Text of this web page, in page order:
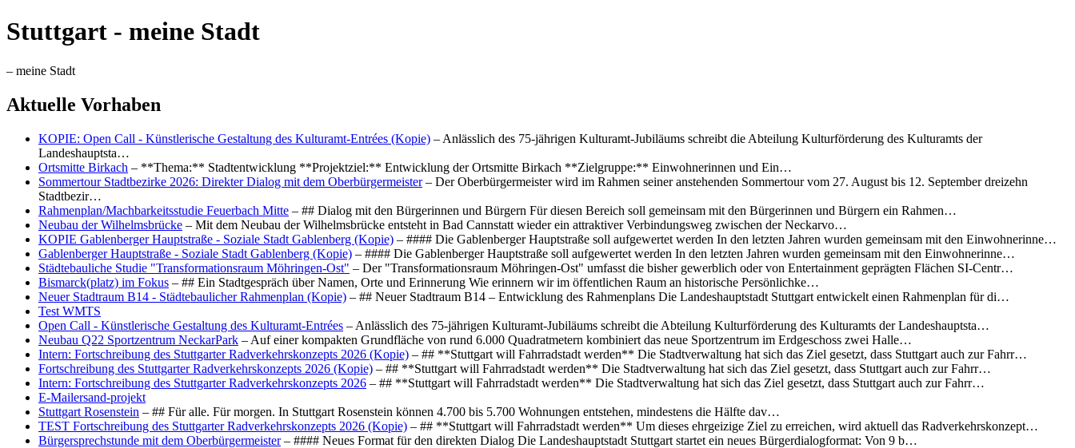
Stuttgart - meine Stadt
– meine Stadt
Aktuelle Vorhaben
KOPIE: Open Call - Künstlerische Gestaltung des Kulturamt-Entrées (Kopie) – Anlässlich des 75-jährigen Kulturamt-Jubiläums schreibt die Abteilung Kulturförderung des Kulturamts der
Landeshauptsta…
Ortsmitte Birkach – **Thema:** Stadtentwicklung **Projektziel:** Entwicklung der Ortsmitte Birkach **Zielgruppe:** Einwohnerinnen und Ein…
Sommertour Stadtbezirke 2026: Direkter Dialog mit dem Oberbürgermeister– Der Oberbürgermeister wird im Rahmen seiner anstehenden Sommertour vom 27. August bis 12. September dreizehn
Stadtbezir…
Rahmenplan/Machbarkeitsstudie Feuerbach Mitte – ## Dialog mit den Bürgerinnen und Bürgern Für diesen Bereich soll gemeinsam mit den Bürgerinnen und Bürgern ein Rahmen…
Neubau der Wilhelmsbrücke – Mit dem Neubau der Wilhelmsbrücke entsteht in Bad Cannstatt wieder ein attraktiver Verbindungsweg zwischen der Neckarvo…
KOPIE Gablenberger Hauptstraße - Soziale Stadt Gablenberg (Kopie) – #### Die Gablenberger Hauptstraße soll aufgewertet werden In den letzten Jahren wurden gemeinsam mit den Einwohnerinne…
Gablenberger Hauptstraße - Soziale Stadt Gablenberg (Kopie) – #### Die Gablenberger Hauptstraße soll aufgewertet werden In den letzten Jahren wurden gemeinsam mit den Einwohnerinne…
Städtebauliche Studie "Transformationsraum Möhringen-Ost" – Der "Transformationsraum Möhringen-Ost" umfasst die bisher gewerblich oder von Entertainment geprägten Flächen SI-Centr…
Bismarck(platz) im Fokus – ## Ein Stadtgespräch über Namen, Orte und Erinnerung Wie erinnern wir im öffentlichen Raum an historische Persönlichke…
Neuer Stadtraum B14 - Städtebaulicher Rahmenplan (Kopie) – ## Neuer Stadtraum B14 – Entwicklung des Rahmenplans Die Landeshauptstadt Stuttgart entwickelt einen Rahmenplan für di…
Test WMTS
Open Call - Künstlerische Gestaltung des Kulturamt-Entrées – Anlässlich des 75-jährigen Kulturamt-Jubiläums schreibt die Abteilung Kulturförderung des Kulturamts der Landeshauptsta…
Neubau Q22 Sportzentrum NeckarPark – Auf einer kompakten Grundfläche von rund 6.000 Quadratmetern kombiniert das neue Sportzentrum im Erdgeschoss zwei Halle…
Intern: Fortschreibung des Stuttgarter Radverkehrskonzepts 2026 (Kopie) – ## **Stuttgart will Fahrradstadt werden** Die Stadtverwaltung hat sich das Ziel gesetzt, dass Stuttgart auch zur Fahrr…
Fortschreibung des Stuttgarter Radverkehrskonzepts 2026 (Kopie) – ## **Stuttgart will Fahrradstadt werden** Die Stadtverwaltung hat sich das Ziel gesetzt, dass Stuttgart auch zur Fahrr…
Intern: Fortschreibung des Stuttgarter Radverkehrskonzepts 2026 – ## **Stuttgart will Fahrradstadt werden** Die Stadtverwaltung hat sich das Ziel gesetzt, dass Stuttgart auch zur Fahrr…
E-Mailersand-projekt
Stuttgart Rosenstein – ## Für alle. Für morgen. In Stuttgart Rosenstein können 4.700 bis 5.700 Wohnungen entstehen, mindestens die Hälfte dav…
TEST Fortschreibung des Stuttgarter Radverkehrskonzepts 2026 (Kopie) – ## **Stuttgart will Fahrradstadt werden** Um dieses ehrgeizige Ziel zu erreichen, wird aktuell das Radverkehrskonzept…
Bürgersprechstunde mit dem Oberbürgermeister– #### Neues Format für den direkten Dialog Die Landeshauptstadt Stuttgart startet ein neues Bürgerdialogformat: Von 9 b…